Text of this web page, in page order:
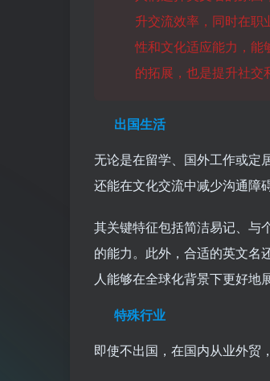
升交流效率，同时在
性和文化适应能力，能
的拓展，也是提升社交
出国生活
无论是在留学、国外工作或定
还能在文化交流中减少沟通障碍
其关键特征包括简洁易记、与
的能力。此外，合适的英文名
人能够在全球化背景下更好地
特殊行业
即使不出国，在国内从业外贸